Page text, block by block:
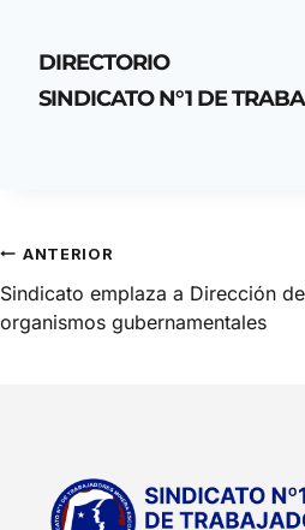
DIRECTORIO
SINDICATO N°1 DE
ANTERIOR
Sindicato emplaza a Dirección
organismos gubernamentales